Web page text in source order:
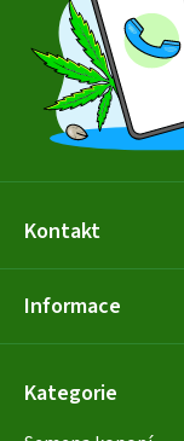
Kontakt
Informace
Kategorie